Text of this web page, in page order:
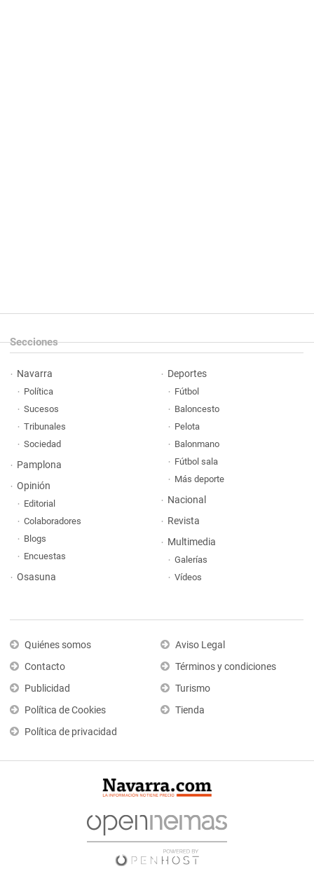
Secciones
Navarra
Política
Sucesos
Tribunales
Sociedad
Pamplona
Opinión
Editorial
Colaboradores
Blogs
Encuestas
Osasuna
Deportes
Fútbol
Baloncesto
Pelota
Balonmano
Fútbol sala
Más deporte
Nacional
Revista
Multimedia
Galerías
Vídeos
Quiénes somos
Contacto
Publicidad
Política de Cookies
Política de privacidad
Aviso Legal
Términos y condiciones
Turismo
Tienda